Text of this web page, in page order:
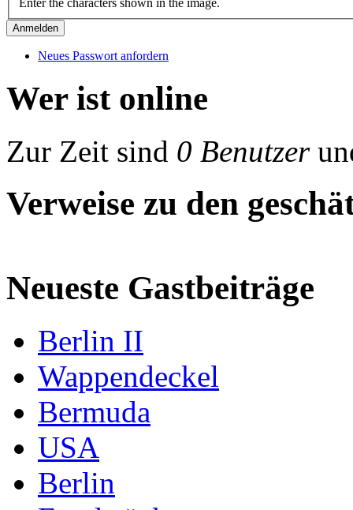
Neues Passwort anfordern
Wer ist online
Zur Zeit sind 0 Benutzer
Verweise zu den
Neueste Gastbeiträge
Berlin II
Wappendeckel
Bermuda
USA
Berlin